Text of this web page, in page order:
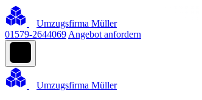
Umzugsfirma Müller
01579-2644069 Angebot anfordern
Umzugsfirma Müller